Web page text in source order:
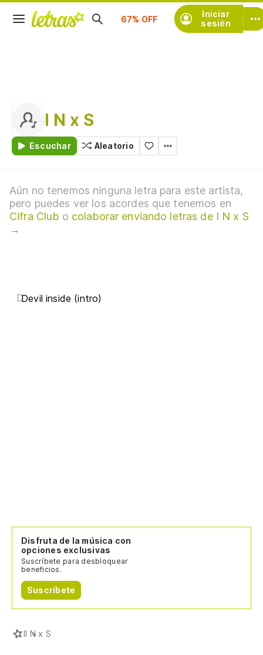
Iniciar
sesión
Suscríbete
I N x S
Escuchar Aleatorio
Aún no tenemos ninguna letra para este artista,
pero puedes ver los acordes que tenemos en
Cifra Club o colaborar enviando letras de I N x S
→
DDevil inside (intro)
Disfruta de la música con
opciones exclusivas
Suscríbete para desbloquear
beneficios.
Suscríbete
II N x S